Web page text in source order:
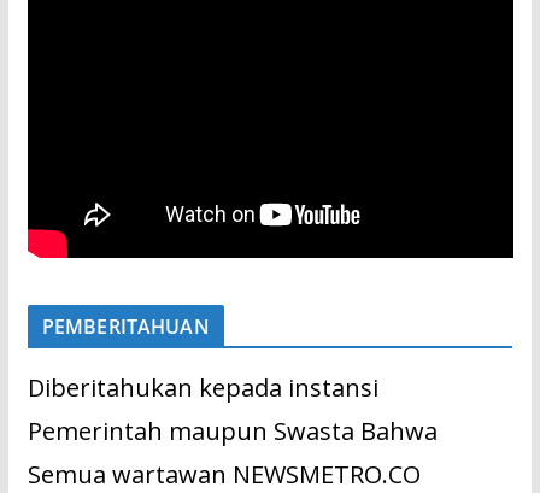
PEMBERITAHUAN
Diberitahukan kepada instansi
Pemerintah maupun Swasta Bahwa
Semua wartawan NEWSMETRO.CO